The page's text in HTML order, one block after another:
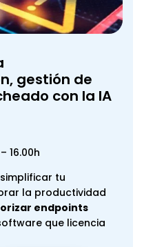
gestión de
con la IA
16.00h
tu
la productividad
endpoints
que licencia